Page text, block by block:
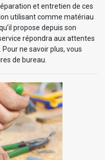
et entretien de ces
utilisant comme matériau
propose depuis son
répondra aux attentes
ne savoir plus, vous
de bureau.